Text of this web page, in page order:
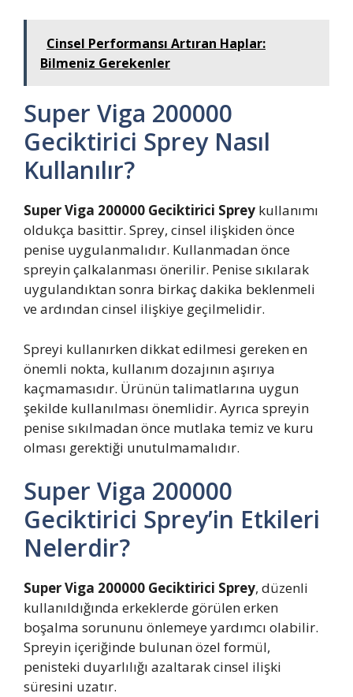
Cinsel Performansı Artıran Haplar:
Bilmeniz Gerekenler
Super Viga 200000
Geciktirici Sprey Nasıl
Kullanılır?
Super Viga 200000 Geciktirici Sprey kullanımı
oldukça basittir. Sprey, cinsel ilişkiden önce
penise uygulanmalıdır. Kullanmadan önce
spreyin çalkalanması önerilir. Penise sıkılarak
uygulandıktan sonra birkaç dakika beklenmeli
ve ardından cinsel ilişkiye geçilmelidir.
Spreyi kullanırken dikkat edilmesi gereken en
önemli nokta, kullanım dozajının aşırıya
kaçmamasıdır. Ürünün talimatlarına uygun
şekilde kullanılması önemlidir. Ayrıca spreyin
penise sıkılmadan önce mutlaka temiz ve kuru
olması gerektiği unutulmamalıdır.
Super Viga 200000
Geciktirici Sprey’in Etkileri
Nelerdir?
Super Viga 200000 Geciktirici Sprey, düzenli
kullanıldığında erkeklerde görülen erken
boşalma sorununu önlemeye yardımcı olabilir.
Spreyin içeriğinde bulunan özel formül,
penisteki duyarlılığı azaltarak cinsel ilişki
süresini uzatır.